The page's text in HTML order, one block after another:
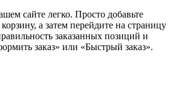
сайте легко. Просто добавьте
а затем перейдите на страницу
заказанных позиций и
заказ» или «Быстрый заказ».